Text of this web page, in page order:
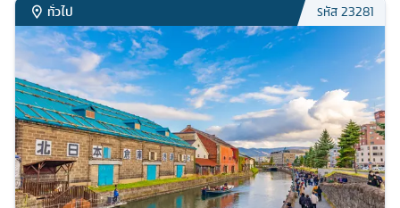
ทั่วไป รหัส23281